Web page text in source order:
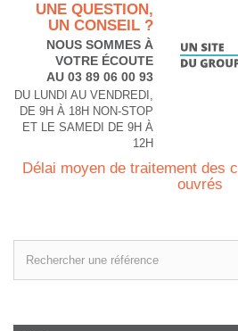
UNE QUESTION,
UN CONSEIL ?
NOUS SOMMES À
VOTRE ÉCOUTE
AU 03 89 06 00 93
DU LUNDI AU VENDREDI,
DE 9H À 18H NON-STOP
ET LE SAMEDI DE 9H À
12H
Délai moyen de traitement des
ouvrés